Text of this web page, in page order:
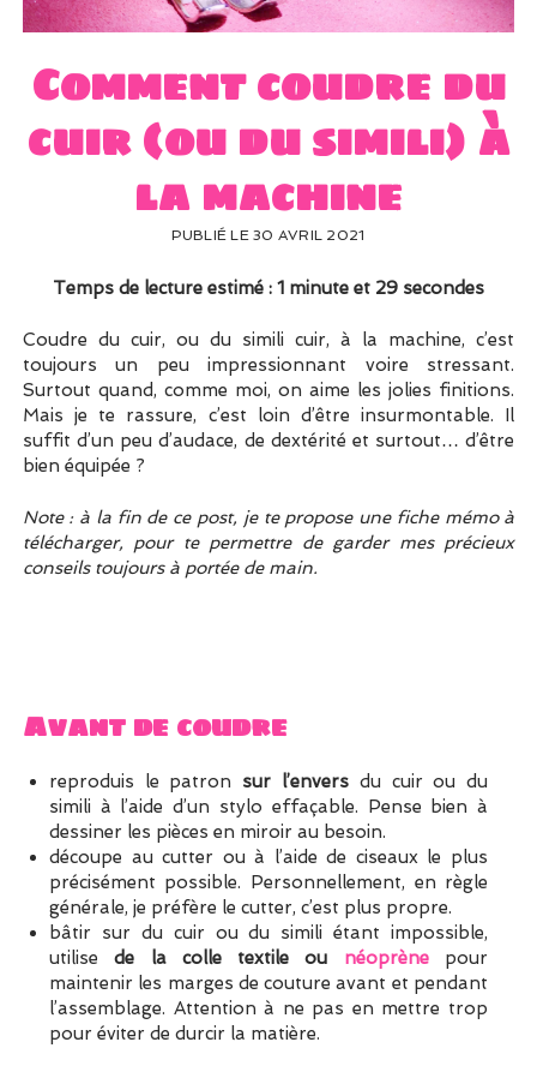
UN PEU DE DÉCO ?
Comment coudre du
cuir (ou du simili) à
la machine
PUBLIÉ LE 30 AVRIL 2021
Temps de lecture estimé : 1 minute et 29 secondes
Coudre du cuir, ou du simili cuir, à la machine, c’est
toujours un peu impressionnant voire stressant.
Surtout quand, comme moi, on aime les jolies finitions.
Mais je te rassure, c’est loin d’être insurmontable. Il
suffit d’un peu d’audace, de dextérité et surtout… d’être
bien équipée ?
Note : à la fin de ce post, je te propose une fiche mémo à
télécharger, pour te permettre de garder mes précieux
conseils toujours à portée de main.
Avant de coudre
reproduis le patron sur l’envers du cuir ou du
simili à l’aide d’un stylo effaçable. Pense bien à
dessiner les pièces en miroir au besoin.
découpe au cutter ou à l’aide de ciseaux le plus
précisément possible. Personnellement, en règle
générale, je préfère le cutter, c’est plus propre.
bâtir sur du cuir ou du simili étant impossible,
utilisede la colle textile ou néoprènepour
maintenir les marges de couture avant et pendant
l’assemblage. Attention à ne pas en mettre trop
pour éviter de durcir la matière.